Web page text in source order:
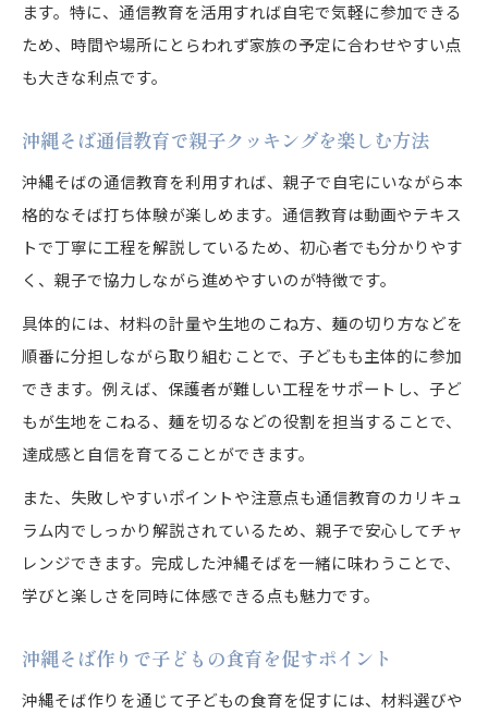
ます。特に、通信教育を活用すれば自宅で気軽に参加できる
ため、時間や場所にとらわれず家族の予定に合わせやすい点
も大きな利点です。
沖縄そば通信教育で親子クッキングを楽しむ方法
沖縄そばの通信教育を利用すれば、親子で自宅にいながら本
格的なそば打ち体験が楽しめます。通信教育は動画やテキス
トで丁寧に工程を解説しているため、初心者でも分かりやす
く、親子で協力しながら進めやすいのが特徴です。
具体的には、材料の計量や生地のこね方、麺の切り方などを
順番に分担しながら取り組むことで、子どもも主体的に参加
できます。例えば、保護者が難しい工程をサポートし、子ど
もが生地をこねる、麺を切るなどの役割を担当することで、
達成感と自信を育てることができます。
また、失敗しやすいポイントや注意点も通信教育のカリキュ
ラム内でしっかり解説されているため、親子で安心してチャ
レンジできます。完成した沖縄そばを一緒に味わうことで、
学びと楽しさを同時に体感できる点も魅力です。
沖縄そば作りで子どもの食育を促すポイント
沖縄そば作りを通じて子どもの食育を促すには、材料選びや